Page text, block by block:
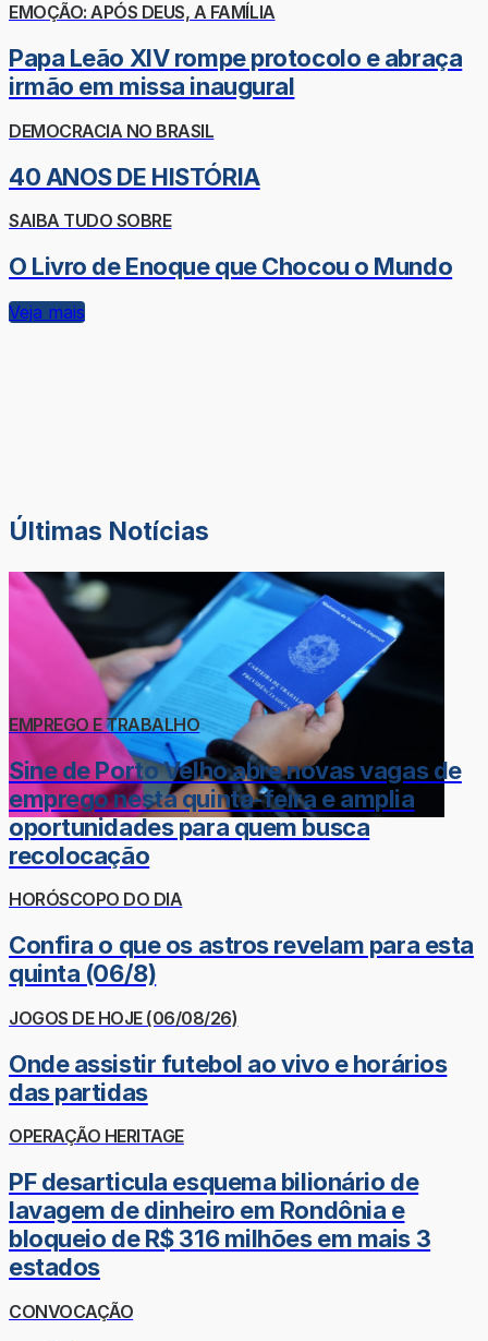
EMOÇÃO: APÓS DEUS, A FAMÍLIA
Papa Leão XIV rompe protocolo e abraça
irmão em missa inaugural
DEMOCRACIA NO BRASIL
40 ANOS DE HISTÓRIA
SAIBA TUDO SOBRE
O Livro de Enoque que Chocou o Mundo
Veja mais
Últimas Notícias
EMPREGO E TRABALHO
Sine de Porto Velho abre novas vagas de
emprego nesta quinta-feira e amplia
oportunidades para quem busca
recolocação
HORÓSCOPO DO DIA
Confira o que os astros revelam para esta
quinta (06/8)
JOGOS DE HOJE (06/08/26)
Onde assistir futebol ao vivo e horários
das partidas
OPERAÇÃO HERITAGE
PF desarticula esquema bilionário de
lavagem de dinheiro em Rondônia e
bloqueio de R$ 316 milhões em mais 3
estados
CONVOCAÇÃO